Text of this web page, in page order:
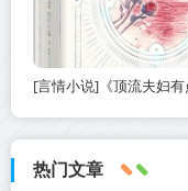
热门文章